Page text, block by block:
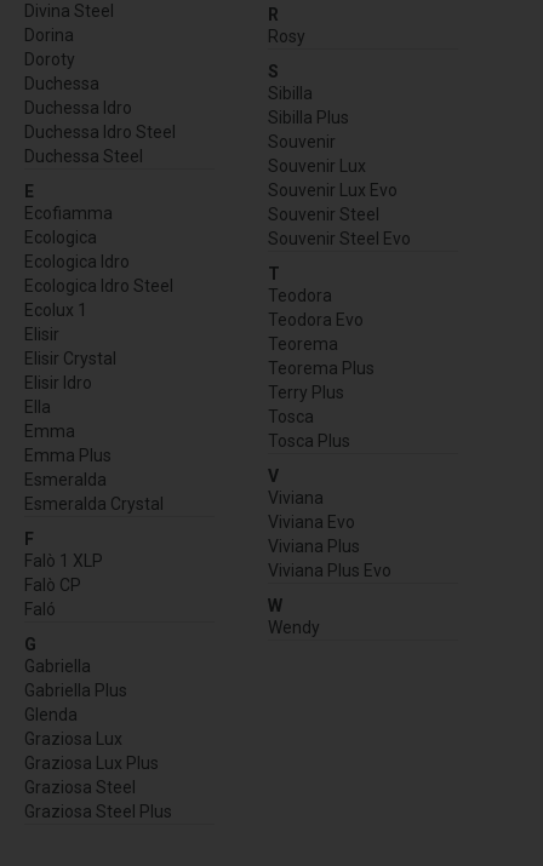
Divina Steel
Dorina
Doroty
Duchessa
Duchessa Idro
Duchessa Idro Steel
Duchessa Steel
E
Ecofiamma
Ecologica
Ecologica Idro
Ecologica Idro Steel
Ecolux 1
Elisir
Elisir Crystal
Elisir Idro
Ella
Emma
Emma Plus
Esmeralda
Esmeralda Crystal
F
Falò 1 XLP
Falò CP
Faló
G
Gabriella
Gabriella Plus
Glenda
Graziosa Lux
Graziosa Lux Plus
Graziosa Steel
Graziosa Steel Plus
R
Rosy
S
Sibilla
Sibilla Plus
Souvenir
Souvenir Lux
Souvenir Lux Evo
Souvenir Steel
Souvenir Steel Evo
T
Teodora
Teodora Evo
Teorema
Teorema Plus
Terry Plus
Tosca
Tosca Plus
V
Viviana
Viviana Evo
Viviana Plus
Viviana Plus Evo
W
Wendy